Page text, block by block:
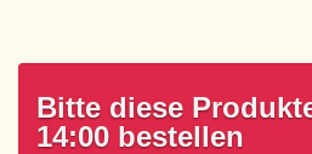
Bitte diese
14:00 bestellen